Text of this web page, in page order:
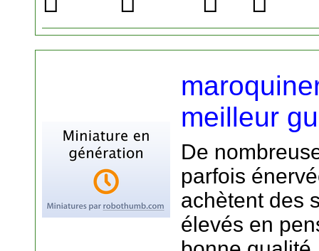
meilleur
De
parfois
achètent des
élevés en